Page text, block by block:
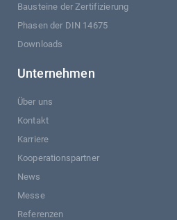
Bausteine der Zertifizierung
Phasen der DIN 14675
Downloads
Unternehmen
Über uns
Kontakt
Karriere
Kooperationspartner
News
Messe
Referenzen